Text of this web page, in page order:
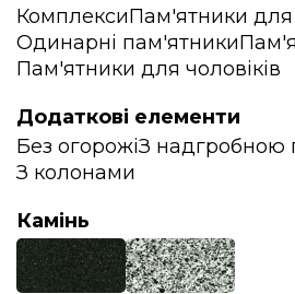
КомплексиПам'ятники для
Одинарні пам'ятники
Пам'ятники для чоловіків
Додаткові елементи
Без огорожіЗ надгробною
З колонами
Камінь